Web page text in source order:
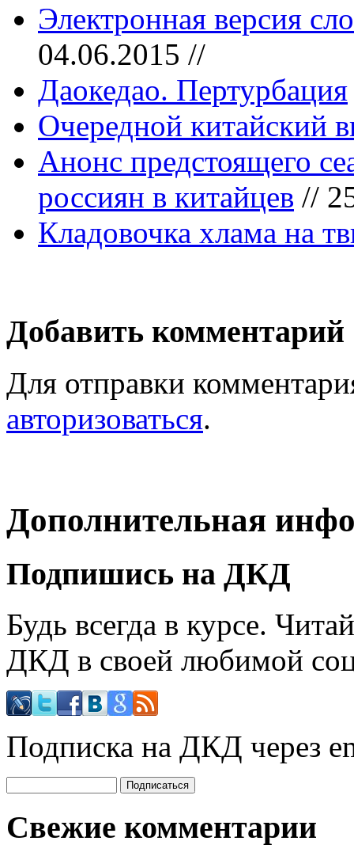
Электронная версия
04.06.2015 //
Даокедао. Пертурбация
Очередной китайский
Анонс предстоящего
россиян в китайцев //
Кладовочка хлама на
Добавить комментарий
Для отправки
авторизоваться.
Дополнительная
Подпишись на ДКД
Будь всегда в курсе.
ДКД в своей любимой
Подписка на ДКД через
Свежие комментарии